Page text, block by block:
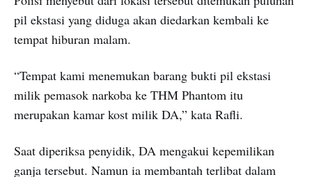
pil ekstasi yang diduga akan diedarkan kembali ke
tempat hiburan malam.
“Tempat kami menemukan barang bukti pil ekstasi
milik pemasok narkoba ke THM Phantom itu
merupakan kamar kost milik DA,” kata Rafli.
Saat diperiksa penyidik, DA mengakui kepemilikan
ganja tersebut. Namun ia membantah terlibat dalam